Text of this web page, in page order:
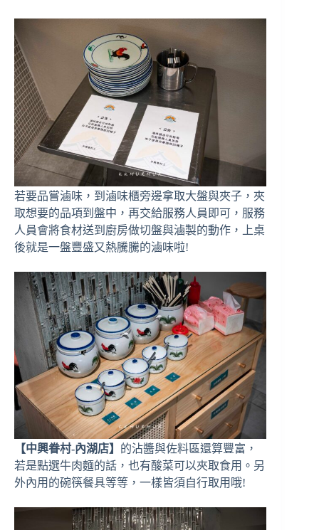
若要品嘗滷味，到滷味櫃旁邊拿取大盤與夾子，夾
取想要的品項到盤中，再交給服務人員即可，服務
人員會將食材送到廚房做切盤與滷製的動作，上桌
後就是一盤豐盛又熱騰騰的滷味啦!
【中興眷村-內湖店】 的沾醬與佐料區還算豐富，
若是點選牛肉麵的話，也有酸菜可以夾取食用。另
外內用的碗筷餐具等等，一樣皆須自行取用哦!